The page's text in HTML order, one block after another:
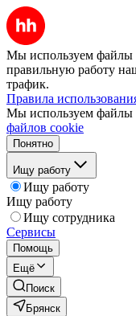
Мы используем файлы
правильную работу
трафик.
Правила
Мы используем файлы
файлов cookie
Понятно
Ищу работу
Ищу работу
Ищу работу
Ищу сотрудника
Сервисы
Помощь
Ещё
Поиск
Брянск